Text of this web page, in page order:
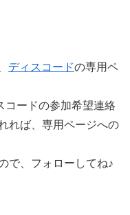
ディスコードの専用ペ
コードの参加希望連絡
れば、専用ページへの
で、フォローしてね♪